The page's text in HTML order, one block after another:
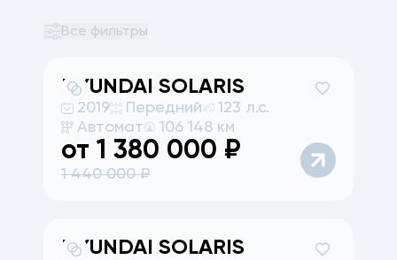
HYUNDAI SOLARIS
2019 Передний
123 л.с.
Автомат
106 148 км
от 1 380 000 ₽
1 440 000₽
HYUNDAI SOLARIS
Все фильтры